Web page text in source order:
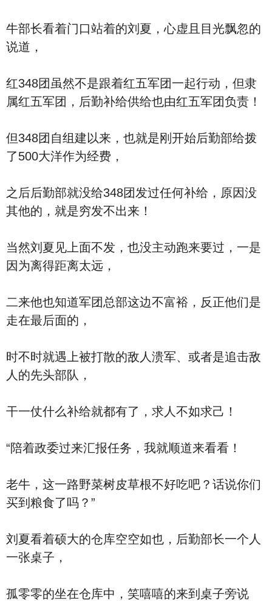
牛部长看着门口站着的刘夏，心虚且目光飘忽的
说道，
红348团虽然不是跟着红五军团一起行动，但隶
属红五军团，后勤补给供给也由红五军团负责！
但348团自组建以来，也就是刚开始后勤部给拨
了500大洋作为经费，
之后后勤部就没给348团发过任何补给，原因没
其他的，就是穷发不出来！
当然刘夏见上面不发，也没主动跑来要过，一是
因为离得距离太远，
二来他也知道军团总部这边不富裕，反正他们是
走在最后面的，
时不时就遇上被打散的敌人溃军、或者是追击敌
人的先头部队，
干一仗什么补给就都有了，求人不如求己！
“陪着政委过来汇报任务，我就顺道来看看！
老牛，这一路野菜树皮草根不好吃吧？话说你们
买到粮食了吗？”
刘夏看着硕大的仓库空空如也，后勤部长一个人
一张桌子，
孤零零的坐在仓库中，笑嘻嘻的来到桌子旁说